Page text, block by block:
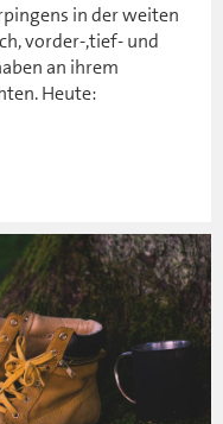
in der weiten
vorder-,tief- und
an ihrem
Heute: